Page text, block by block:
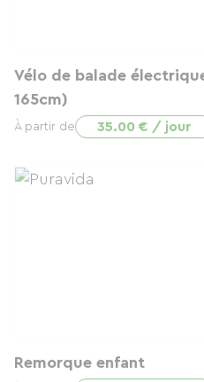
Vélo de balade
165cm)
À partir de 35.00 € / jour
Remorque enfant